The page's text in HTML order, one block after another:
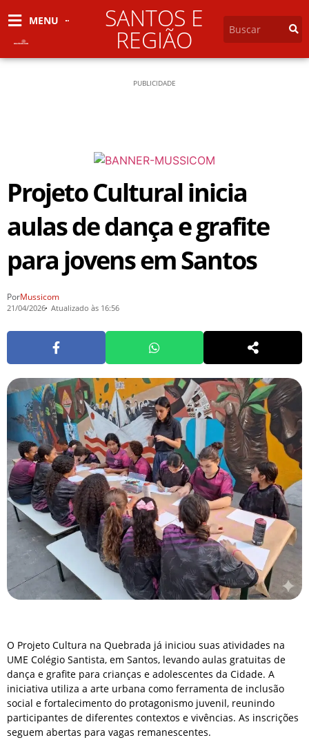
MENU SANTOS E
REGIÃO
PUBLICIDADE
Projeto Cultural inicia
aulas de dança e grafite
para jovens em Santos
PorMussicom
21/04/2026 Atualizado às 16:56
O Projeto Cultura na Quebrada já iniciou suas atividades na
UME Colégio Santista, em Santos, levando aulas gratuitas de
dança e grafite para crianças e adolescentes da Cidade. A
iniciativa utiliza a arte urbana como ferramenta de inclusão
social e fortalecimento do protagonismo juvenil, reunindo
participantes de diferentes contextos e vivências. As inscrições
seguem abertas para vagas remanescentes.